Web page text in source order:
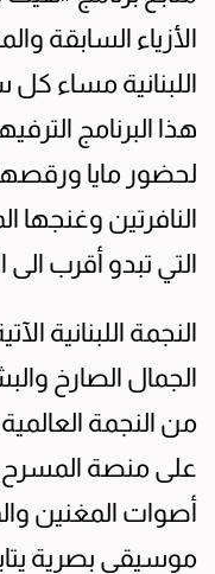
اللبنانية مساء
هذا البرنامج
لحضور مايا
النافرتين وغنجها
التي تبدو أقرب الى
النجمة اللبنانية
الجمال الصارخ
من النجمة
على منصة المسرح،
أصوات المغنين
موسيقى بصرية